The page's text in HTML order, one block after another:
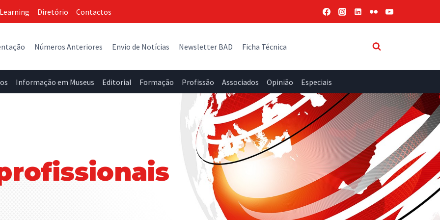
Diretório Contactos
Números Anteriores Envio de Notícias Newsletter BAD Ficha Técnica
Informação em Museus Editorial Formação Profissão Associados Opinião Especiais